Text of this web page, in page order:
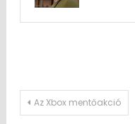
Post
Az Xbox mentőakció